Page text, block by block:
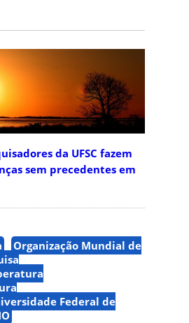
da UFSC fazem
sem precedentes em
Organização Mundial de
Federal de